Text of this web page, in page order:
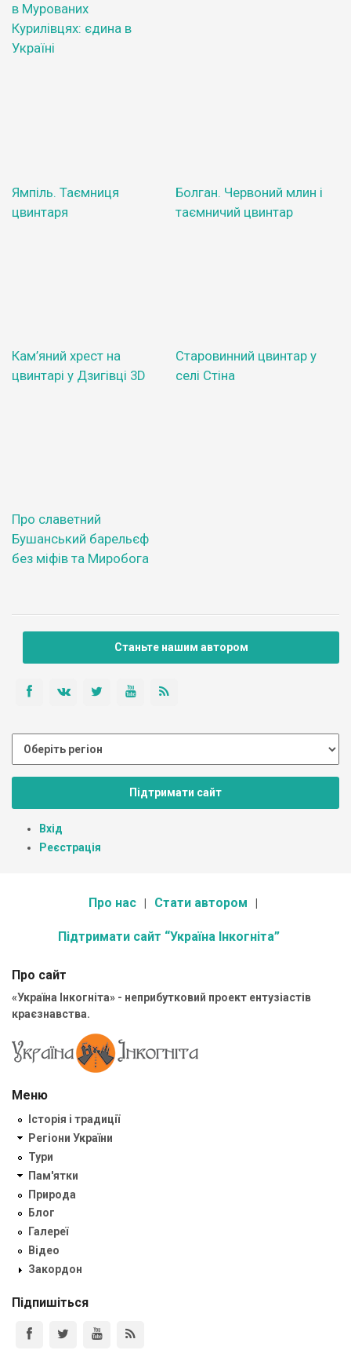
в Мурованих
Курилівцях: єдина в
Україні
Ямпіль. Таємниця
цвинтаря
Болган. Червоний млин і
таємничий цвинтар
Кам’яний хрест на
цвинтарі у Дзигівці 3D
Старовинний цвинтар у
селі Стіна
Про славетний
Бушанський барельєф
без міфів та Миробога
Станьте нашим автором
Підтримати сайт
Вхід
Реєстрація
Про нас Стати автором
Підтримати сайт “Україна Інкогніта”
Про сайт
«Україна Інкогніта» - неприбутковий проект ентузіастів
краєзнавства.
Меню
Історія і традиції
Регіони України
Тури
Пам'ятки
Природа
Блог
Галереї
Відео
Закордон
Підпишіться